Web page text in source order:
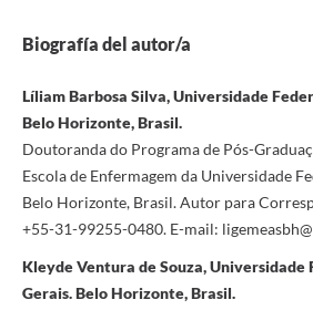
Biografía del autor/a
Líliam Barbosa Silva, Universidade
Belo Horizonte, Brasil.
Doutoranda do Programa de Pós-
Escola de Enfermagem da Universidade
Belo Horizonte, Brasil. Autor para
+55-31-99255-0480. E-mail:
Kleyde Ventura de Souza, Universidade
Gerais. Belo Horizonte, Brasil.